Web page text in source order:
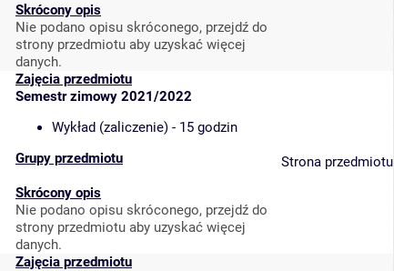
Skrócony opis
Nie podano opisu skróconego, przejdź do
strony przedmiotu aby uzyskać więcej
danych.
Zajęcia przedmiotu
Semestr zimowy 2021/2022
Wykład (zaliczenie) - 15 godzin
Grupy przedmiotu
Skrócony opis
Nie podano opisu skróconego, przejdź do
strony przedmiotu aby uzyskać więcej
danych.
Strona przedmiotu
Zajęcia przedmiotu